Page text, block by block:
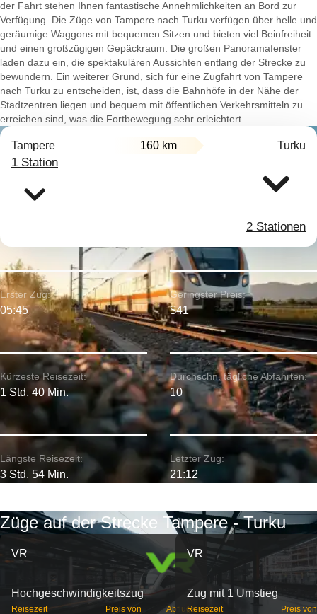
der Fahrt stehen Ihnen fantastische Annehmlichkeiten an Bord zur
Verfügung. Die Züge von Tampere nach Turku verfügen über helle und
geräumige Waggons mit bequemen Sitzen und bieten viel Beinfreiheit
und einen großzügigen Gepäckraum. Die großen Panoramafenster
laden dazu ein, die spektakulären Aussichten entlang der Strecke zu
bewundern. Ein weiterer Grund, sich für eine Zugfahrt von Tampere
nach Turku zu entscheiden, ist, dass die Bahnhöfe in der Nähe der
Stadtzentren liegen und bequem mit öffentlichen Verkehrsmitteln zu
erreichen sind, was die Fortbewegung sehr erleichtert.
Tampere 160 km Turku
1 Station
2 Stationen
Kürzeste Reisezeit:
1 Std. 40 Min.
Erster Zug:
05:45
Längste Reisezeit:
3 Std. 54 Min.
Geringster Preis:
$41
Durchschn. tägliche Abfahrten:
10
Letzter Zug:
21:12
Züge auf der Strecke Tampere - Turku
VR
Hochgeschwindigkeitszug
Reisezeit Preis von Abflüge
VR
Zug mit 1 Umstieg
Reisezeit Preis von